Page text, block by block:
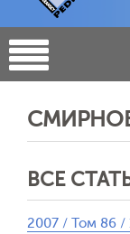
ВСЕ
2007 / Том 86